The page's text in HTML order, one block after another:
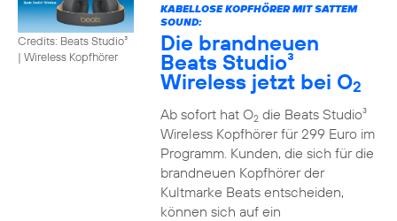
Credits: Beats Studio³
| Wireless Kopfhörer
KABELLOSE KOPFHÖRER MIT SATTEM
SOUND:
Die brandneuen
Beats Studio³
Wireless jetzt bei O2
Ab sofort hat O2die Beats Studio³
Wireless Kopfhörer für 299 Euro im
Programm. Kunden, die sich für die
brandneuen Kopfhörer der
Kultmarke Beats entscheiden,
können sich auf ein